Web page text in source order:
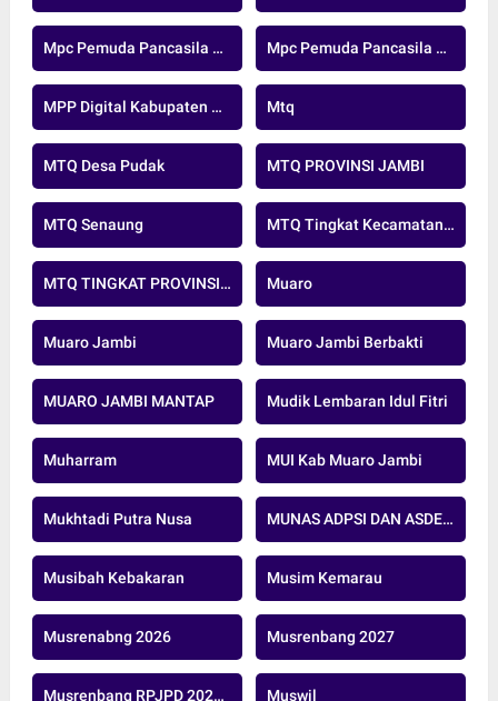
Mpc Pemuda Pancasila Kota Jambi Mpc Pemuda Pancasila Tanjab Barat
MPP Digital Kabupaten Muaro PANRB Mtq
MTQ Desa Pudak MTQ PROVINSI JAMBI
MTQ Senaung MTQ Tingkat Kecamatan Kumpeh
MTQ TINGKAT PROVINSI JAMBI Muaro
Muaro Jambi Muaro Jambi Berbakti
MUARO JAMBI MANTAP Mudik Lembaran Idul Fitri
Muharram MUI Kab Muaro Jambi
Mukhtadi Putra Nusa MUNAS ADPSI DAN ASDEPSI
Musibah Kebakaran Musim Kemarau
Musrenabng 2026 Musrenbang 2027
Musrenbang RPJPD 2025-2045 Muswil